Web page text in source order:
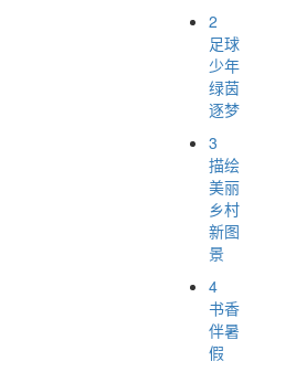
2
足球
少年
绿茵
逐梦
3
描绘
美丽
乡村
新图
景
4
书香
伴暑
假